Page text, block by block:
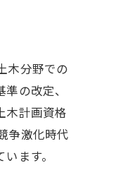
木分野での
の改定、
木計画資格
争激化時代
ます。